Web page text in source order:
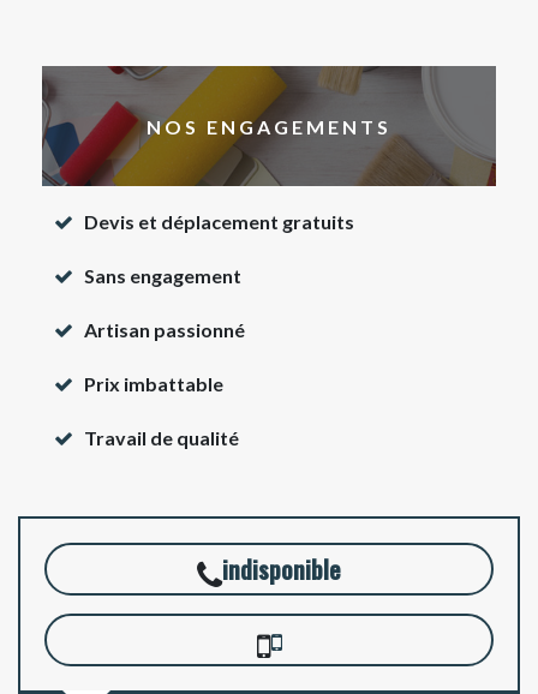
NOS ENGAGEMENTS
Devis et déplacement gratuits
Sans engagement
Artisan passionné
Prix imbattable
Travail de qualité
indisponible